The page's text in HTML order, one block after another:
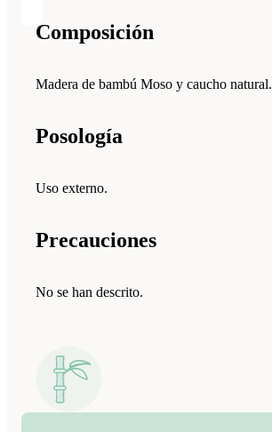
Composición
Madera de bambú Moso y caucho natural.
Posología
Uso externo.
Precauciones
No se han descrito.